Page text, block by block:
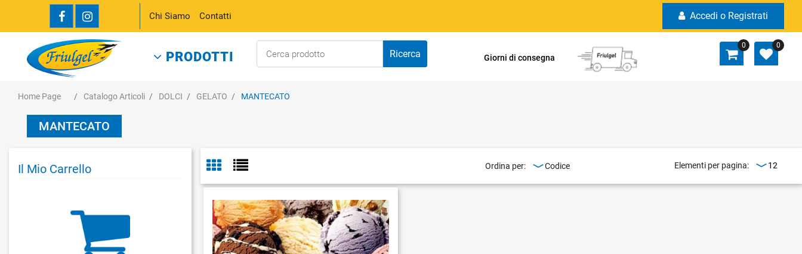
Chi Siamo Contatti Accedi o Registrati
PRODOTTI Giorni di consegna
0 0
Home Page Catalogo Articoli DOLCI GELATO MANTECATO
MANTECATO
Il Mio Carrello Ordina per: Elementi per pagina: